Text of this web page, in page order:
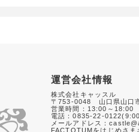
運営会社情報
株式会社キャッスル
〒753-0048 山口県山口
営業時間：13:00～18:00
電話：0835-22-
メールアドレス：
FACTOTUMをはじめさま